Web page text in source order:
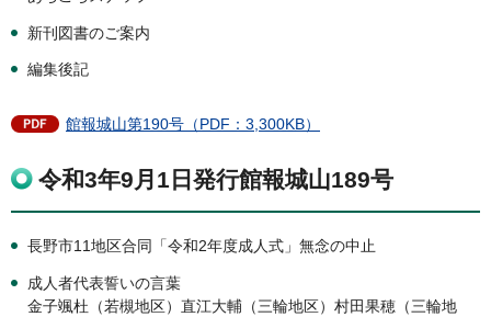
新刊図書のご案内
編集後記
館報城山第190号（PDF：3,300KB）
令和3年9月1日発行館報城山189号
長野市11地区合同「令和2年度成人式」無念の中止
成人者代表誓いの言葉
金子颯杜（若槻地区）直江大輔（三輪地区）村田果穂（三輪地